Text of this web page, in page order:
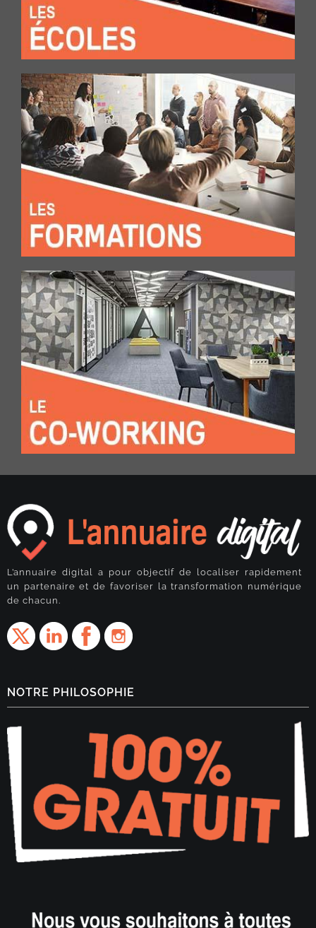
L’annuaire digital a pour objectif de localiser rapidement
un partenaire et de favoriser la transformation numérique
de chacun.
NOTRE PHILOSOPHIE